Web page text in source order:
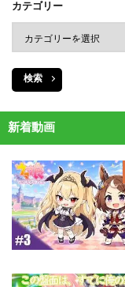
カテゴリー
検索
新着動画